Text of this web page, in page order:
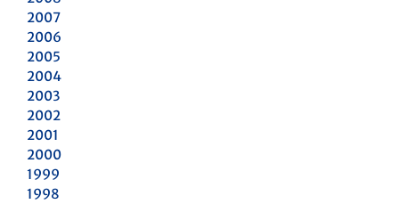
2007
2006
2005
2004
2003
2002
2001
2000
1999
1998